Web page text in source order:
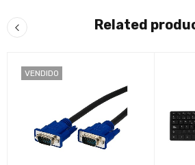
Related
VENDIDO